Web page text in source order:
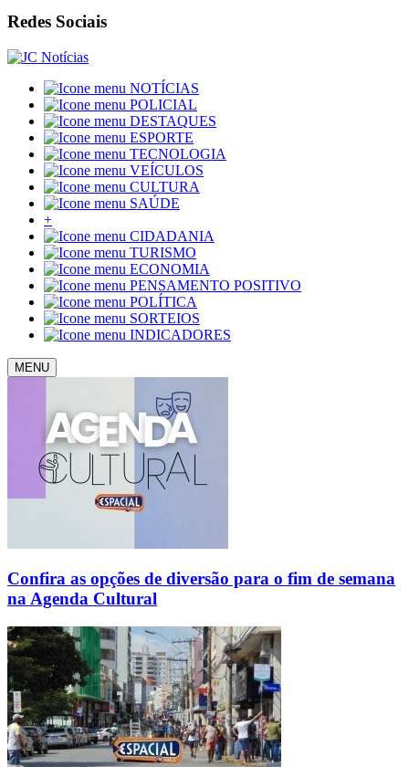
Redes Sociais
NOTÍCIAS
POLICIAL
DESTAQUES
ESPORTE
TECNOLOGIA
VEÍCULOS
CULTURA
SAÚDE
+
CIDADANIA
TURISMO
ECONOMIA
PENSAMENTO POSITIVO
POLÍTICA
SORTEIOS
INDICADORES
MENU
Confira as opções de diversão para o fim de semana
na Agenda Cultural